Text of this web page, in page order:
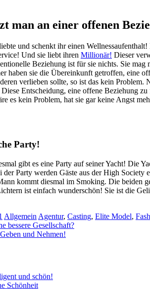
man an einer offenen
und schenkt ihr einen
Und sie liebt ihren Millionär! Dieser
Beziehung ist für sie nichts. Sie
haben sie die Übereinkunft getroffen, eine
verlieben sollte, so ist das kein
Entscheidung, eine offene Beziehung
es kein Problem, hat sie gar keine Angst
Party!
gibt es eine Party auf seiner Yacht! Die
der Party werden Gäste aus der High
kommt diesmal im Smoking. Die beiden
ist einfach wunderschön! Sie ist die
Allgemein Agentur, Casting, Elite Model,
bessere Gesellschaft?
und Nehmen!
und schön!
Schönheit